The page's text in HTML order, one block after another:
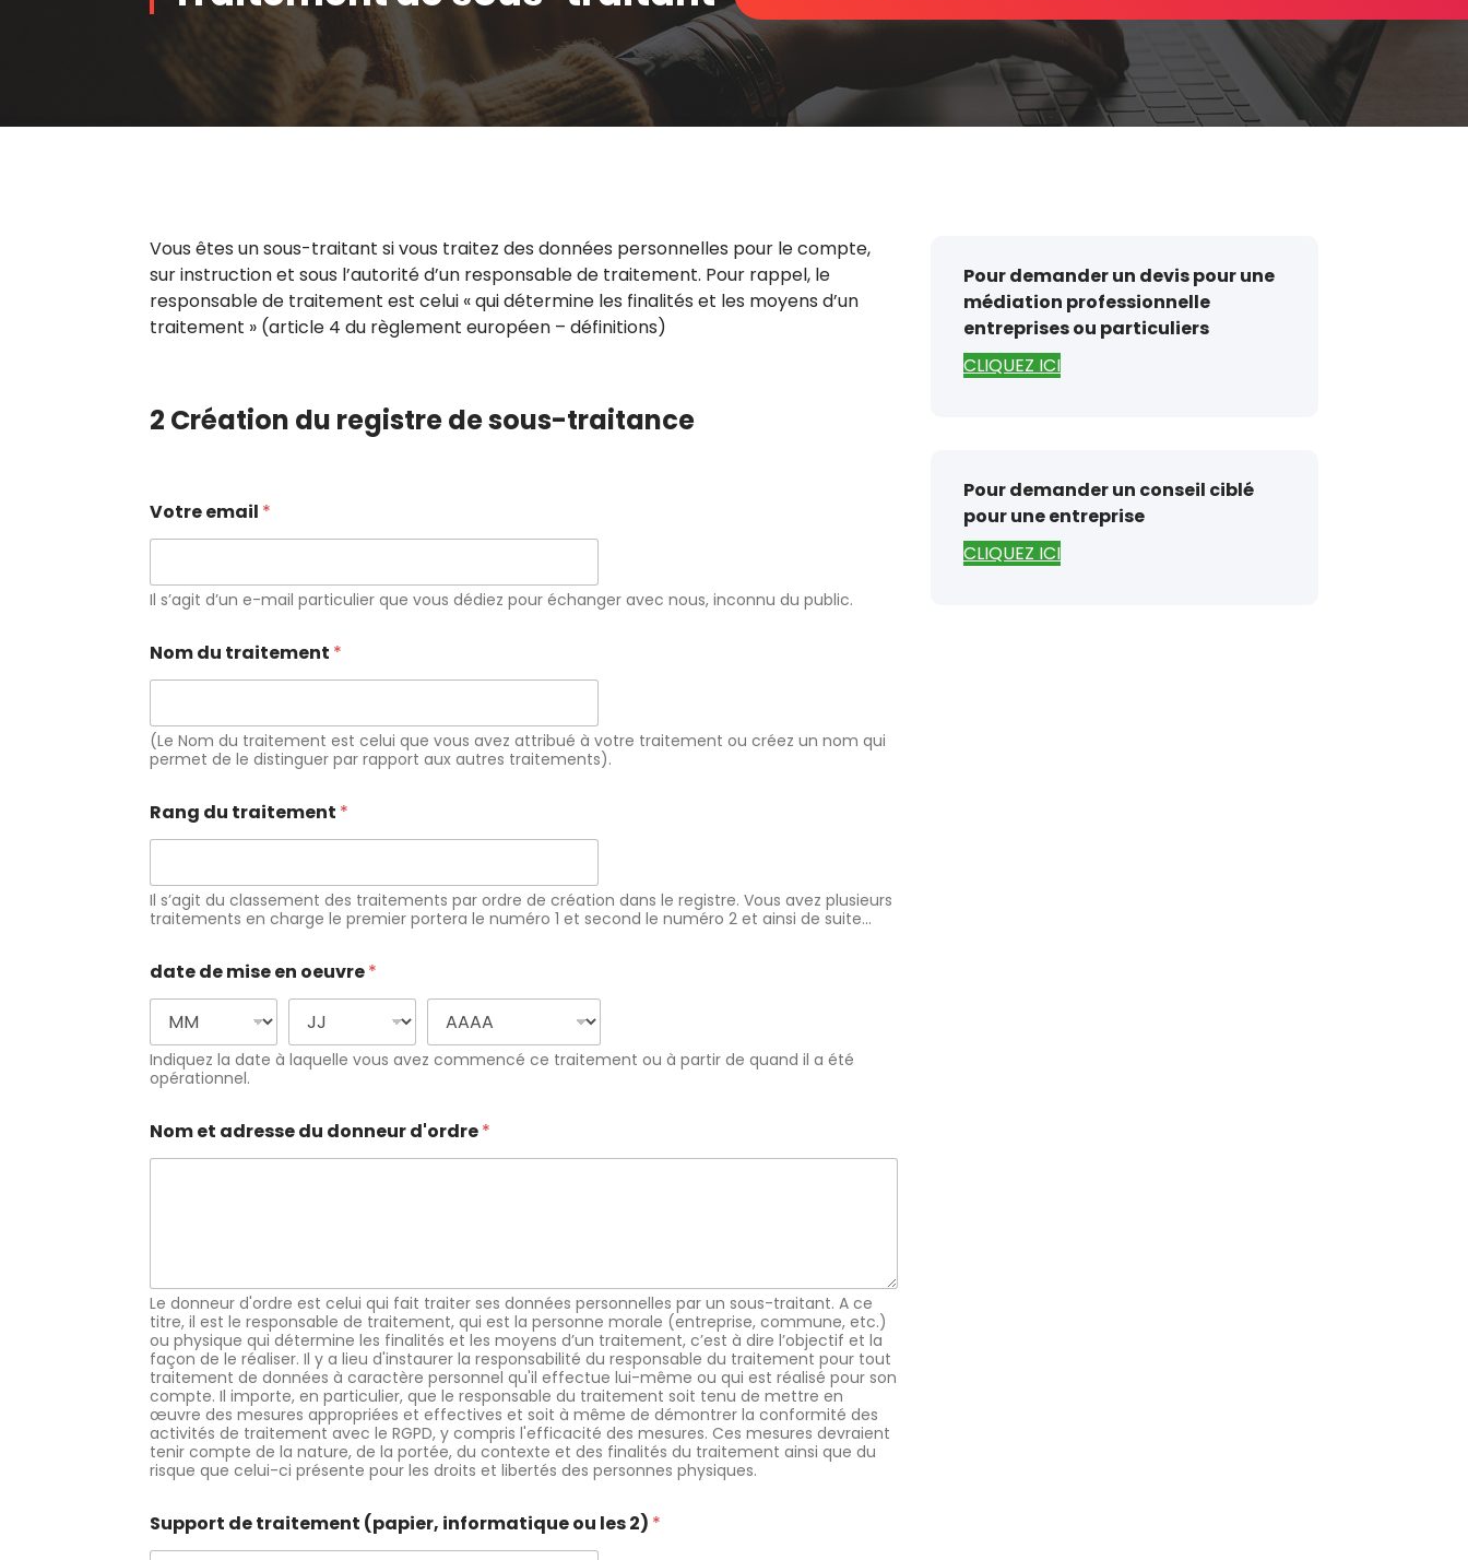
Vous êtes un sous-traitant si vous traitez des données personnelles pour le compte,
sur instruction et sous l’autorité d’un responsable de traitement. Pour rappel, le
responsable de traitement est celui « qui détermine les finalités et les moyens d’un
traitement » (article 4 du règlement européen – définitions)
2 Création du registre de sous-traitance
Votre email *
Il s’agit d’un e-mail particulier que vous dédiez pour échanger avec nous, inconnu du public.
Nom du traitement *
(Le Nom du traitement est celui que vous avez attribué à votre traitement ou créez un nom qui
permet de le distinguer par rapport aux autres traitements).
Rang du traitement *
Il s’agit du classement des traitements par ordre de création dans le registre. Vous avez plusieurs
traitements en charge le premier portera le numéro 1 et second le numéro 2 et ainsi de suite…
date de mise en oeuvre*
Indiquez la date à laquelle vous avez commencé ce traitement ou à partir de quand il a été
opérationnel.
Nom et adresse du donneur d'ordre*
Le donneur d'ordre est celui qui fait traiter ses données personnelles par un sous-traitant. A ce
titre, il est le responsable de traitement, qui est la personne morale (entreprise, commune, etc.)
ou physique qui détermine les finalités et les moyens d’un traitement, c’est à dire l’objectif et la
façon de le réaliser. Il y a lieu d'instaurer la responsabilité du responsable du traitement pour tout
traitement de données à caractère personnel qu'il effectue lui-même ou qui est réalisé pour son
compte. Il importe, en particulier, que le responsable du traitement soit tenu de mettre en
œuvre des mesures appropriées et effectives et soit à même de démontrer la conformité des
activités de traitement avec le RGPD, y compris l'efficacité des mesures. Ces mesures devraient
tenir compte de la nature, de la portée, du contexte et des finalités du traitement ainsi que du
risque que celui-ci présente pour les droits et libertés des personnes physiques.
Support de traitement (papier, informatique ou les 2) *
Pour demander un devis pour une
médiation professionnelle
entreprises ou particuliers
CLIQUEZ ICI
Pour demander un conseil ciblé
pour une entreprise
CLIQUEZ ICI